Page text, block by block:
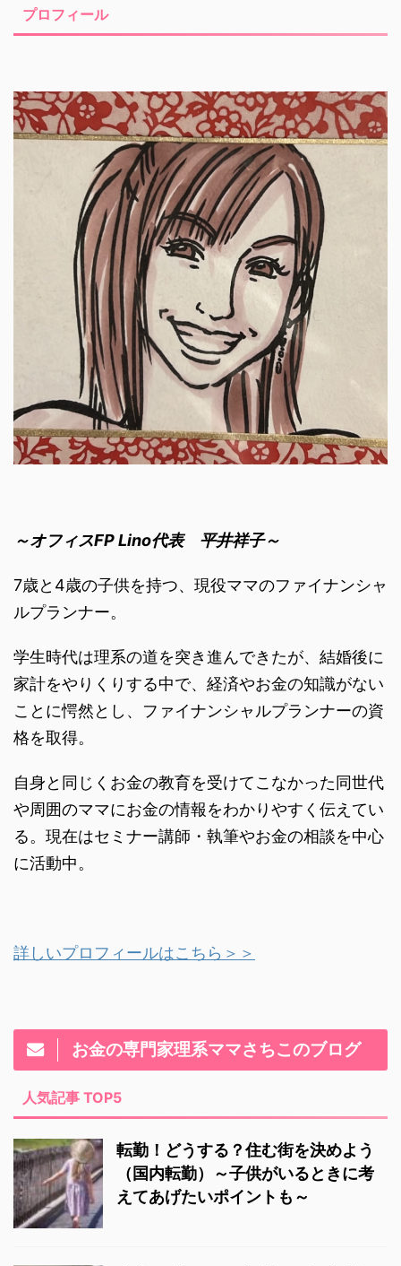
プロフィール
～オフィスFP Lino代表 平井祥子～
7歳と4歳の子供を持つ、現役ママのファイナンシャ
ルプランナー。
学生時代は理系の道を突き進んできたが、結婚後に
家計をやりくりする中で、経済やお金の知識がない
ことに愕然とし、ファイナンシャルプランナーの資
格を取得。
自身と同じくお金の教育を受けてこなかった同世代
や周囲のママにお金の情報をわかりやすく伝えてい
る。現在はセミナー講師・執筆やお金の相談を中心
に活動中。
詳しいプロフィールはこちら＞＞
お金の専門家理系ママさちこのブログ
人気記事 TOP5
転勤！どうする？住む街を決めよう
（国内転勤）～子供がいるときに考
えてあげたいポイントも～